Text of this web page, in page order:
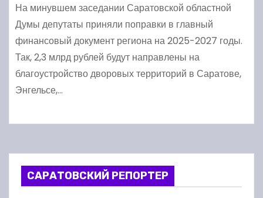
На минувшем заседании Саратовской областной
Думы депутаты приняли поправки в главный
финансовый документ региона на 2025-2027 годы.
Так, 2,3 млрд рублей будут направлены на
благоустройство дворовых территорий в Саратове,
Энгельсе,…
САРАТОВСКИЙ РЕПОРТЕР